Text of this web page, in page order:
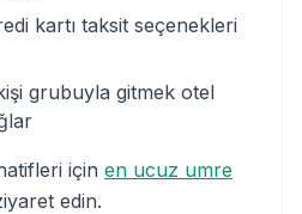
kartı taksit seçenekleri
grubuyla gitmek otel
için en ucuz umre
edin.